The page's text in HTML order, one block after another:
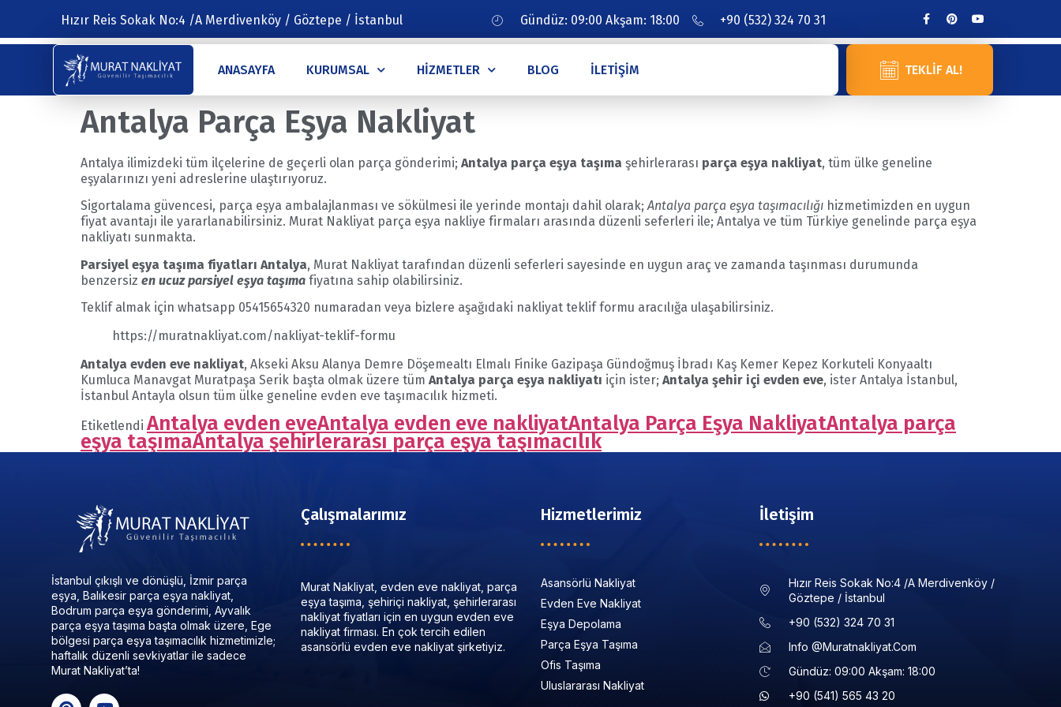
Hızır Reis Sokak No:4 /A Merdivenköy / Göztepe / İstanbul Gündüz: 09:00 Akşam: 18:00 +90 (532) 324 70 31
ANASAYFA KURUMSAL HIZMETLER BLOG İLETIŞIM TEKLIF AL!
Antalya Parça Eşya Nakliyat
Antalya ilimizdeki tüm ilçelerine de geçerli olan parça gönderimi; Antalya parça eşya taşıma şehirlerarası parça eşya nakliyat, tüm ülke geneline
eşyalarınızı yeni adreslerine ulaştırıyoruz.
Sigortalama güvencesi, parça eşya ambalajlanması ve sökülmesi ile yerinde montajı dahil olarak;Antalya parça eşya taşımacılığı hizmetimizden en uygun
fiyat avantajı ile yararlanabilirsiniz. Murat Nakliyat parça eşya nakliye firmaları arasında düzenli seferleri ile; Antalya ve tüm Türkiye genelinde parça eşya
nakliyatı sunmakta.
Parsiyel eşya taşıma fiyatları Antalya, Murat Nakliyat tarafından düzenli seferleri sayesinde en uygun araç ve zamanda taşınması durumunda
benzersiz en ucuz parsiyel eşya taşıma fiyatına sahip olabilirsiniz.
Teklif almak için whatsapp 05415654320 numaradan veya bizlere aşağıdaki nakliyat teklif formu aracılığa ulaşabilirsiniz.
https://muratnakliyat.com/nakliyat-teklif-formu
Antalya evden eve nakliyat, Akseki Aksu Alanya Demre Döşemealtı Elmalı Finike Gazipaşa Gündoğmuş İbradı Kaş Kemer Kepez Korkuteli Konyaaltı
Kumluca Manavgat Muratpaşa Serik başta olmak üzere tüm Antalya parça eşya nakliyatı için ister; Antalya şehir içi evden eve, ister Antalya İstanbul,
İstanbul Antayla olsun tüm ülke geneline evden eve taşımacılık hizmeti.
Etiketlendi Antalya evden eveAntalya evden eve nakliyatAntalya Parça Eşya NakliyatAntalya parça
eşya taşımaAntalya şehirlerarası parça eşya taşımacılık
İstanbul çıkışlı ve dönüşlü, İzmir parça
eşya, Balıkesir parça eşya nakliyat,
Bodrum parça eşya gönderimi, Ayvalık
parça eşya taşıma başta olmak üzere, Ege
bölgesi parça eşya taşımacılık hizmetimizle;
haftalık düzenli sevkiyatlar ile sadece
Murat Nakliyat’ta!
Çalışmalarımız
Murat Nakliyat, evden eve nakliyat, parça
eşya taşıma, şehiriçi nakliyat, şehirlerarası
nakliyat fiyatları için en uygun evden eve
nakliyat firması. En çok tercih edilen
asansörlü evden eve nakliyat şirketiyiz.
Hizmetlerimiz
Asansörlü Nakliyat
Evden Eve Nakliyat
Eşya Depolama
Parça Eşya Taşıma
Ofis Taşıma
Uluslararası Nakliyat
İletişim
Hızır Reis Sokak No:4 /a Merdivenköy /
Göztepe / İstanbul
+90 (532) 324 70 31
Info @muratnakliyat.com
Gündüz: 09:00 Akşam: 18:00
+90 (541) 565 43 20